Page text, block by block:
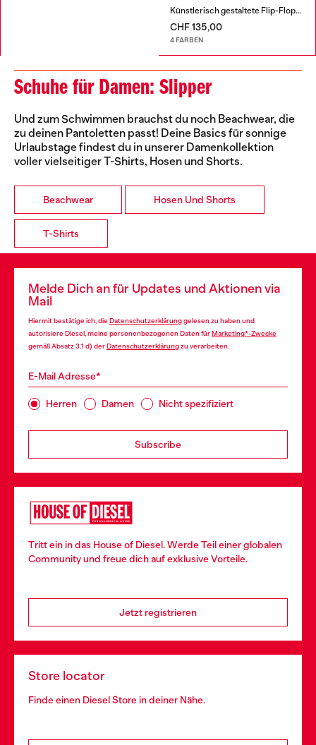
Künstlerisch gestaltete Flip-Flops aus Melflex®
CHF 135,00
4 FARBEN
Schuhe für Damen: Slipper
Und zum Schwimmen brauchst du noch Beachwear, die
zu deinen Pantoletten passt! Deine Basics für sonnige
Urlaubstage findest du in unserer Damenkollektion
voller vielseitiger T-Shirts, Hosen und Shorts.
Beachwear Hosen Und Shorts
T-Shirts
Melde Dich an für Updates und Aktionen via
Mail
Hiermit bestätige ich, die Datenschutzerklärunggelesen zu haben und
autorisiere Diesel, meine personenbezogenen Daten fürMarketing*-Zwecke
gemäß Absatz 3.1 d) derDatenschutzerklärungzu verarbeiten.
E-Mail Adresse*
Herren Damen Nicht spezifiziert
Subscribe
Tritt ein in das House of Diesel. Werde Teil einer globalen
Community und freue dich auf exklusive Vorteile.
Jetzt registrieren
Store locator
Finde einen Diesel Store in deiner Nähe.